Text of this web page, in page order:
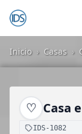
Inicio › Casas ›
♡ Casa
IDS-1082